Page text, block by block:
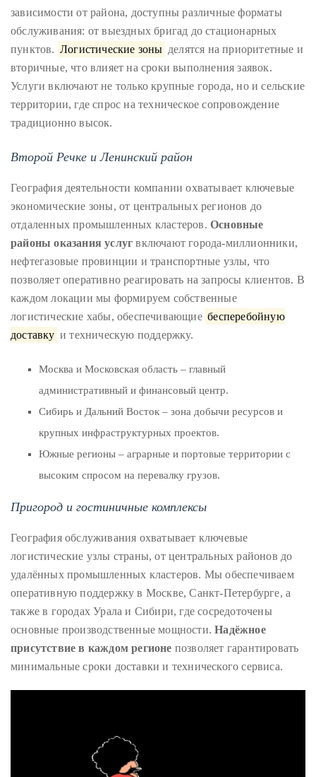
to
name
a
few.
READ
Contact
Us
If
you’d
like
about
TheDuaneWells.com
working
please
mail
your
enquiries
to
the
appropriate
department
and
someone
зависимости от района, доступны различные форматы
обслуживания: от выездных бригад до стационарных
пунктов. Логистические зоны делятся на приоритетные и
вторичные, что влияет на сроки выполнения заявок.
Услуги включают не только крупные города, но и сельские
территории, где спрос на техническое сопровождение
традиционно высок.
Второй Речке и Ленинский район
География деятельности компании охватывает ключевые
экономические зоны, от центральных регионов до
отдаленных промышленных кластеров. Основные
районы оказания услуг включают города-миллионники,
нефтегазовые провинции и транспортные узлы, что
позволяет оперативно реагировать на запросы клиентов. В
каждом локации мы формируем собственные
логистические хабы, обеспечивающие бесперебойную
доставку и техническую поддержку.
Москва и Московская область – главный
административный и финансовый центр.
Сибирь и Дальний Восток – зона добычи ресурсов и
крупных инфраструктурных проектов.
Южные регионы – аграрные и портовые территории с
высоким спросом на перевалку грузов.
Пригород и гостиничные комплексы
География обслуживания охватывает ключевые
логистические узлы страны, от центральных районов до
удалённых промышленных кластеров. Мы обеспечиваем
оперативную поддержку в Москве, Санкт-Петербурге, а
также в городах Урала и Сибири, где сосредоточены
основные производственные мощности.Надёжное
присутствие в каждом регионе позволяет гарантировать
минимальные сроки доставки и технического сервиса.